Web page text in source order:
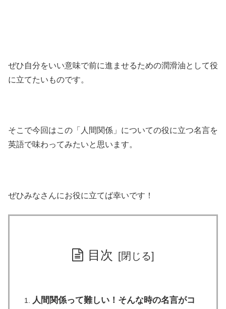
ぜひ自分をいい意味で前に進ませるための潤滑油として役
に立てたいものです。
そこで今回はこの「人間関係」についての役に立つ名言を
英語で味わってみたいと思います。
ぜひみなさんにお役に立てば幸いです！
目次
人間関係って難しい！そんな時の名言がコ